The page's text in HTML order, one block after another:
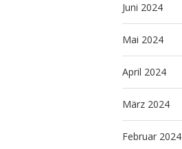
Juni 2024
Mai 2024
April 2024
März 2024
Februar 2024